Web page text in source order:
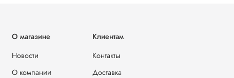
О магазине
Новости
О компании
Клиентам
Контакты
Доставка